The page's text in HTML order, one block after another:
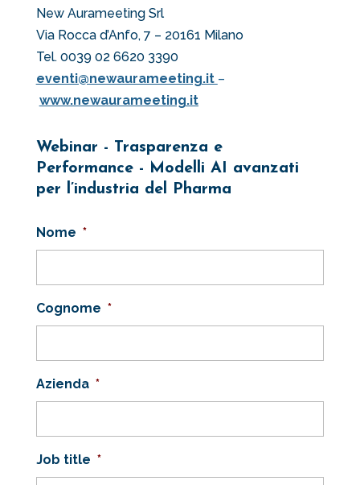
New Aurameeting Srl
Via Rocca d’Anfo, 7 – 20161 Milano
Tel. 0039 02 6620 3390
eventi@newaurameeting.it –
www.newaurameeting.it
Webinar - Trasparenza e
Performance - Modelli AI avanzati
per l’industria del Pharma
Nome *
Cognome *
Azienda *
Job title *